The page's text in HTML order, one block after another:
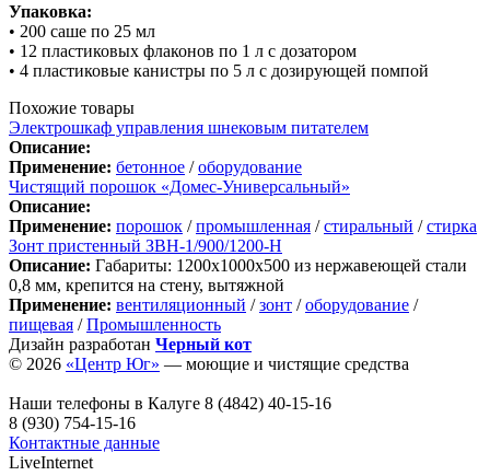
Упаковка:
• 200 саше по 25 мл
• 12 пластиковых флаконов по 1 л с дозатором
• 4 пластиковые канистры по 5 л с дозирующей помпой
Похожие товары
Электрошкаф управления шнековым питателем
Описание:
Применение: бетонное /оборудование
Чистящий порошок «Домес-Универсальный»
Описание:
Применение: порошок /промышленная /стиральный /стирка
Зонт пристенный ЗВН-1/900/1200-Н
Описание: Габариты: 1200х1000х500 из нержавеющей стали
0,8 мм, крепится на стену, вытяжной
Применение: вентиляционный /зонт /оборудование /
пищевая /Промышленность
Дизайн разработан Черный кот
© 2026 «Центр Юг» — моющие и чистящие средства
Наши телефоны в Калуге 8 (4842) 40-15-16
8 (930) 754-15-16
Контактные данные
LiveInternet